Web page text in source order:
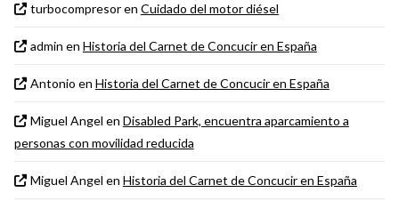
turbocompresoren Cuidado del motor diésel
admin en Historia del Carnet de Concucir en España
Antonio en Historia del Carnet de Concucir en España
Miguel Angel en Disabled Park, encuentra aparcamiento a
personas con movilidad reducida
Miguel Angel en Historia del Carnet de Concucir en España